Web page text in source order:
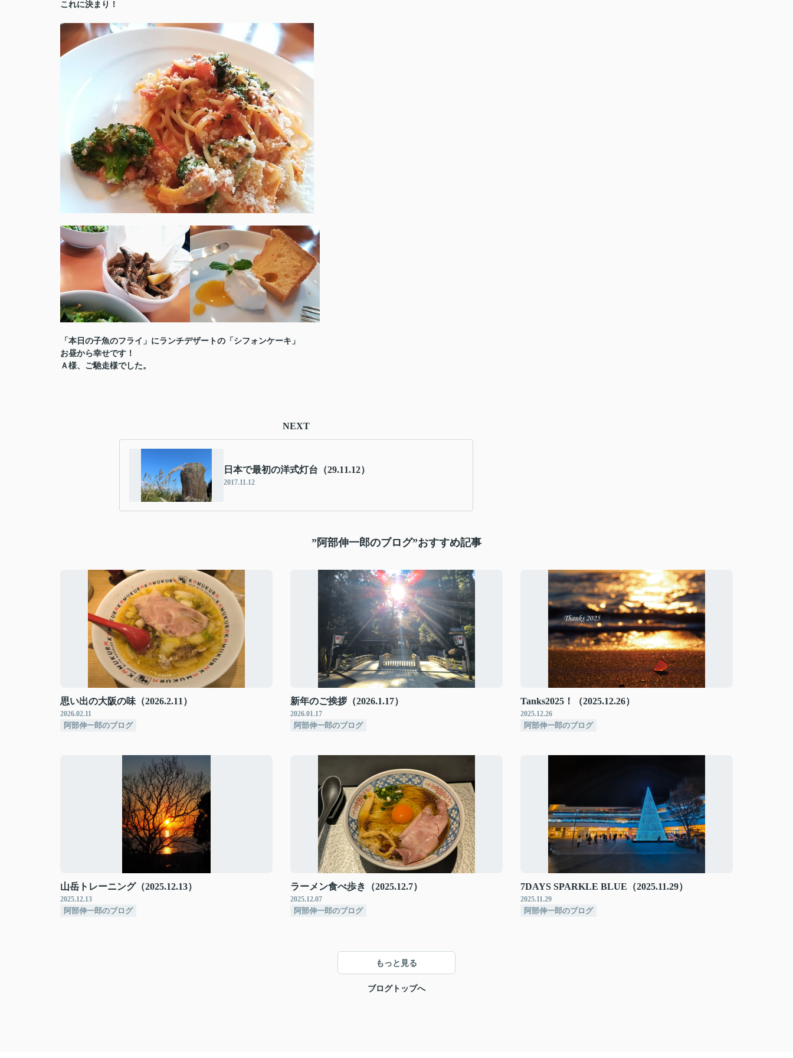
これに決まり！
「本日の子魚のフライ」にランチデザートの「シフォンケーキ」
お昼から幸せです！
Ａ様、ご馳走様でした。
NEXT
日本で最初の洋式灯台（29.11.12）
2017.11.12
”阿部伸一郎のブログ”おすすめ記事
思い出の大阪の味（2026.2.11）
2026.02.11
阿部伸一郎のブログ
新年のご挨拶（2026.1.17）
2026.01.17
阿部伸一郎のブログ
Tanks2025！（2025.12.26）
2025.12.26
阿部伸一郎のブログ
山岳トレーニング（2025.12.13）
2025.12.13
阿部伸一郎のブログ
ラーメン食べ歩き（2025.12.7）
2025.12.07
阿部伸一郎のブログ
7DAYS SPARKLE BLUE（2025.11.29）
2025.11.29
阿部伸一郎のブログ
もっと見る
ブログトップへ